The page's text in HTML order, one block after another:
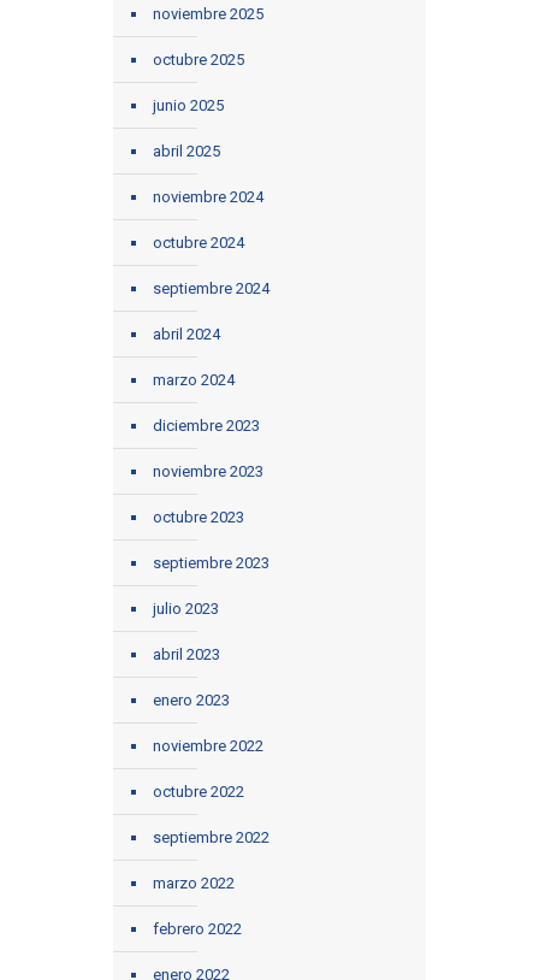
noviembre 2025
octubre 2025
junio 2025
abril 2025
noviembre 2024
octubre 2024
septiembre 2024
abril 2024
marzo 2024
diciembre 2023
noviembre 2023
octubre 2023
septiembre 2023
julio 2023
abril 2023
enero 2023
noviembre 2022
octubre 2022
septiembre 2022
marzo 2022
febrero 2022
enero 2022